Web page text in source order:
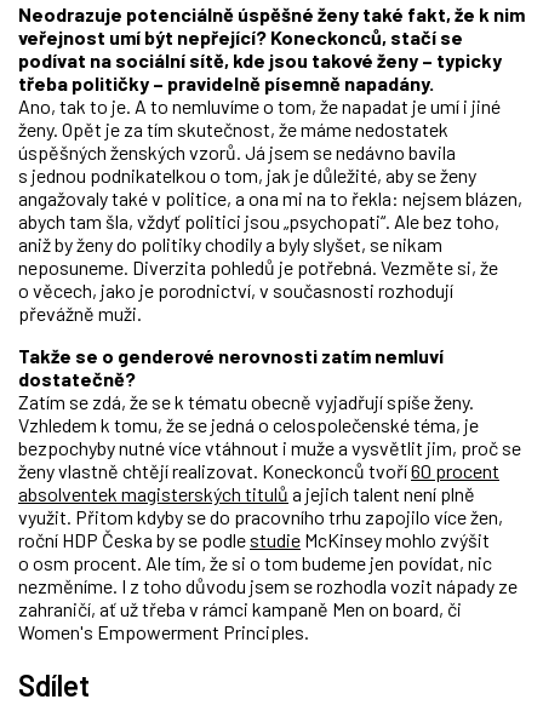
Neodrazuje potenciálně úspěšné ženy také fakt, že k nim
veřejnost umí být nepřející? Koneckonců, stačí se
podívat na sociální sítě, kde jsou takové ženy – typicky
třeba političky – pravidelně písemně napadány.
Ano, tak to je. A to nemluvíme o tom, že napadat je umí i jiné
ženy. Opět je za tím skutečnost, že máme nedostatek
úspěšných ženských vzorů. Já jsem se nedávno bavila
s jednou podnikatelkou o tom, jak je důležité, aby se ženy
angažovaly také v politice, a ona mi na to řekla: nejsem blázen,
abych tam šla, vždyť politici jsou „psychopati“. Ale bez toho,
aniž by ženy do politiky chodily a byly slyšet, se nikam
neposuneme. Diverzita pohledů je potřebná. Vezměte si, že
o věcech, jako je porodnictví, v současnosti rozhodují
převážně muži.
Takže se o genderové nerovnosti zatím nemluví
dostatečně?
Zatím se zdá, že se k tématu obecně vyjadřují spíše ženy.
Vzhledem k tomu, že se jedná o celospolečenské téma, je
bezpochyby nutné více vtáhnout i muže a vysvětlit jim, proč se
ženy vlastně chtějí realizovat. Koneckonců tvoří60 procent
absolventek magisterských titulů a jejich talent není plně
využit. Přitom kdyby se do pracovního trhu zapojilo více žen,
roční HDP Česka by se podle studie McKinsey mohlo zvýšit
o osm procent. Ale tím, že si o tom budeme jen povídat, nic
nezměníme. I z toho důvodu jsem se rozhodla vozit nápady ze
zahraničí, ať už třeba v rámci kampaně Men on board, či
Women's Empowerment Principles.
Sdílet